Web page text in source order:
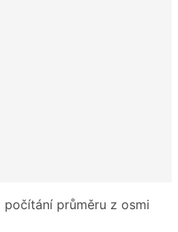
průměru z osmi